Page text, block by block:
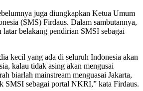
juga diungkapkan Ketua Umum
(SMS) Firdaus. Dalam sambutannya,
belakang pendirian SMSI sebagai
kecil yang ada di seluruh Indonesia akan
kalau tidak asing akan mengusai
biarlah mainstream menguasai Jakarta,
SMSI sebagai portal NKRI,” kata Firdaus.